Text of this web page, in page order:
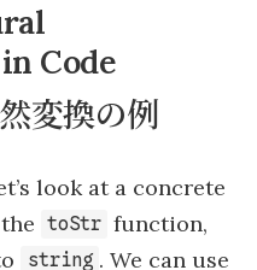
Code
変換の例
look at a concrete
toStr function,
string . We can use